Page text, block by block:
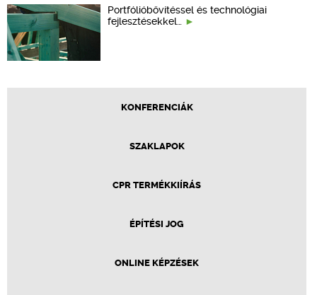
Portfólióbővítéssel és technológiai
fejlesztésekkel…
KONFERENCIÁK
SZAKLAPOK
CPR TERMÉKKIÍRÁS
ÉPÍTÉSI JOG
ONLINE KÉPZÉSEK